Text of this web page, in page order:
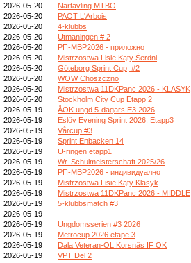
2026-05-20
Närtävling MTBO
2026-05-20
PAOT L'Arbois
2026-05-20
4-klubbs
2026-05-20
Utmaningen # 2
2026-05-20
РП-МВР2026 - приложно
2026-05-20
Mistrzostwa Lisie Kąty Śerdni
2026-05-20
Göteborg Sprint Cup, #2
2026-05-20
WOW Choszczno
2026-05-20
Mistrzostwa 11DKPanc 2026 - KLASYK
2026-05-20
Stockholm City Cup Etapp 2
2026-05-19
ÅOK ungd 5-dagars E3 2026
2026-05-19
Eslöv Evening Sprint 2026. Etapp3
2026-05-19
Vårcup #3
2026-05-19
Sprint Enbacken 14
2026-05-19
U-ringen etapp1
2026-05-19
Wr. Schulmeisterschaft 2025/26
2026-05-19
РП-МВР2026 - индивидуално
2026-05-19
Mistrzostwa Lisie Kąty Klasyk
2026-05-19
Mistrzostwa 11DKPanc 2026 - MIDDLE
2026-05-19
5-klubbsmatch #3
2026-05-19
2026-05-19
Ungdomsserien #3 2026
2026-05-19
Metrocup 2026 etape 3
2026-05-19
Dala Veteran-OL Korsnäs IF OK
2026-05-19
VPT Del 2